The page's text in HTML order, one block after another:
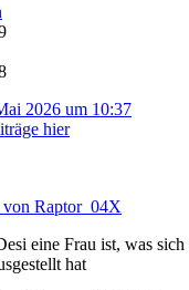
2026 um 10:37
hier
von Raptor_04X
eine Frau ist, was sich
hat